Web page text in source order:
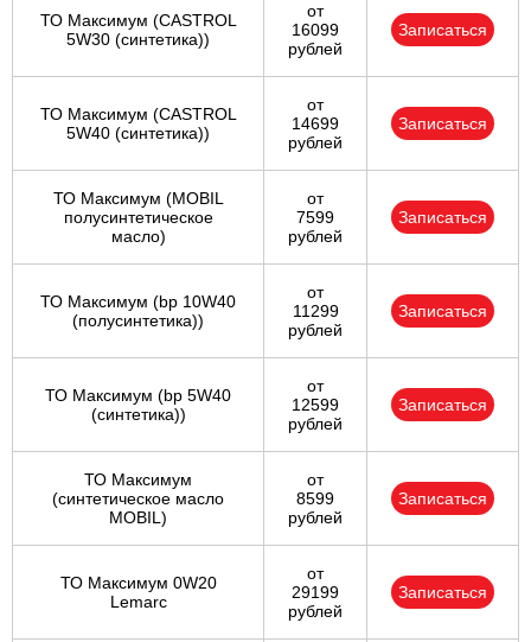
ТО Максимум (CASTROL
5W30 (синтетика))
от
16099
рублей
Записаться
ТО Максимум (CASTROL
5W40 (синтетика))
от
14699
рублей
Записаться
ТО Максимум (MOBIL
полуcинтетическое
масло)
от
7599
рублей
Записаться
ТО Максимум (bp 10W40
(полусинтетика))
от
11299
рублей
Записаться
ТО Максимум (bp 5W40
(синтетика))
от
12599
рублей
Записаться
ТО Максимум
(cинтетическое масло
MOBIL)
от
8599
рублей
Записаться
ТО Максимум 0W20
Lemarc
от
29199
рублей
Записаться